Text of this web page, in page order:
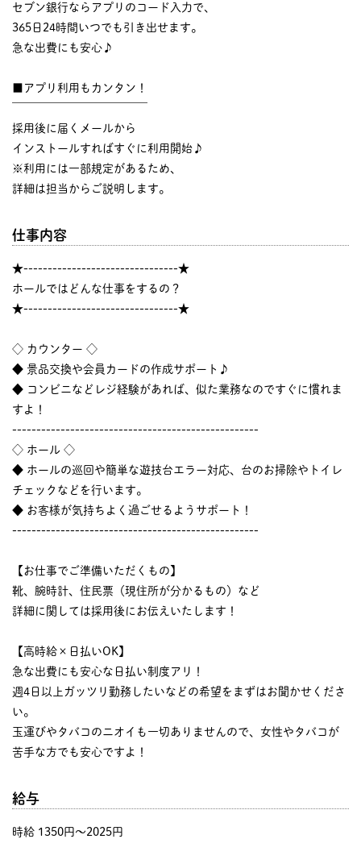
セブン銀行ならアプリのコード入力で、
365日24時間いつでも引き出せます。
急な出費にも安心♪
■アプリ利用もカンタン！
採用後に届くメールから
インストールすればすぐに利用開始♪
※利用には一部規定があるため、
詳細は担当からご説明します。
仕事内容
★--------------------------------★
ホールではどんな仕事をするの？
★--------------------------------★
◇ カウンター ◇
◆ 景品交換や会員カードの作成サポート♪
◆ コンビニなどレジ経験があれば、似た業務なのですぐに慣れま
すよ！
---------------------------------------------------
◇ ホール ◇
◆ ホールの巡回や簡単な遊技台エラー対応、台のお掃除やトイレ
チェックなどを行います。
◆ お客様が気持ちよく過ごせるようサポート！
---------------------------------------------------
【お仕事でご準備いただくもの】
靴、腕時計、住民票（現住所が分かるもの）など
詳細に関しては採用後にお伝えいたします！
【高時給×日払いOK】
急な出費にも安心な日払い制度アリ！
週4日以上ガッツリ勤務したいなどの希望をまずはお聞かせくださ
い。
玉運びやタバコのニオイも一切ありませんので、女性やタバコが
苦手な方でも安心ですよ！
給与
時給 1350円〜2025円